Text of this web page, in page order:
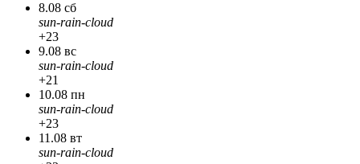
8.08 сб
sun-rain-cloud
+23
9.08 вс
sun-rain-cloud
+21
10.08 пн
sun-rain-cloud
+23
11.08 вт
sun-rain-cloud